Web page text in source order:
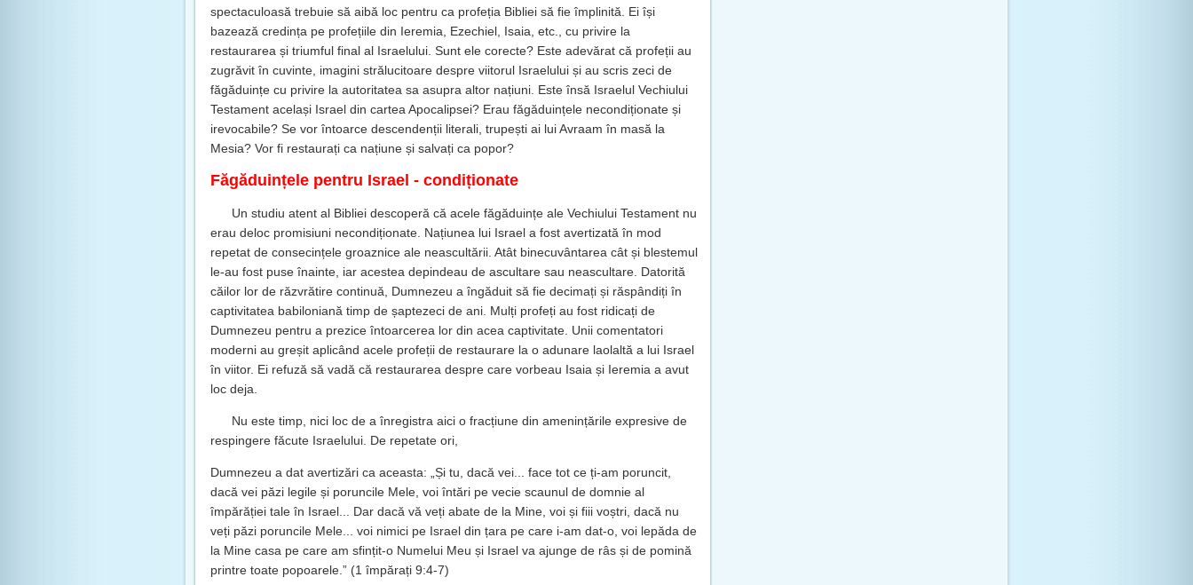
spectaculoasă trebuie să aibă loc pentru ca profeția Bibliei să fie împlinită. Ei își
bazează credința pe profețiile din Ieremia, Ezechiel, Isaia, etc., cu privire la
restaurarea și triumful final al Israelului. Sunt ele corecte? Este adevărat că profeții au
zugrăvit în cuvinte, imagini strălucitoare despre viitorul Israelului și au scris zeci de
făgăduințe cu privire la autoritatea sa asupra altor națiuni. Este însă Israelul Vechiului
Testament același Israel din cartea Apocalipsei? Erau făgăduințele necondiționate și
irevocabile? Se vor întoarce descendenții literali, trupești ai lui Avraam în masă la
Mesia? Vor fi restaurați ca națiune și salvați ca popor?
Făgăduințele pentru Israel - condiționate
Un studiu atent al Bibliei descoperă că acele făgăduințe ale Vechiului Testament nu
erau deloc promisiuni necondiționate. Națiunea lui Israel a fost avertizată în mod
repetat de consecințele groaznice ale neascultării. Atât binecuvântarea cât și blestemul
le-au fost puse înainte, iar acestea depindeau de ascultare sau neascultare. Datorită
căilor lor de răzvrătire continuă, Dumnezeu a îngăduit să fie decimați și răspândiți în
captivitatea babiloniană timp de șaptezeci de ani. Mulți profeți au fost ridicați de
Dumnezeu pentru a prezice întoarcerea lor din acea captivitate. Unii comentatori
moderni au greșit aplicând acele profeții de restaurare la o adunare laolaltă a lui Israel
în viitor. Ei refuză să vadă că restaurarea despre care vorbeau Isaia și Ieremia a avut
loc deja.
Nu este timp, nici loc de a înregistra aici o fracțiune din amenințările expresive de
respingere făcute Israelului. De repetate ori,
Dumnezeu a dat avertizări ca aceasta: „Și tu, dacă vei... face tot ce ți-am poruncit,
dacă vei păzi legile și poruncile Mele, voi întări pe vecie scaunul de domnie al
împărăției tale în Israel... Dar dacă vă veți abate de la Mine, voi și fiii voștri, dacă nu
veți păzi poruncile Mele... voi nimici pe Israel din țara pe care i-am dat-o, voi lepăda de
la Mine casa pe care am sfințit-o Numelui Meu și Israel va ajunge de râs și de pomină
printre toate popoarele.” (1 împărați 9:4-7)